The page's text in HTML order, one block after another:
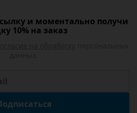
и моментально получи
10% на заказ